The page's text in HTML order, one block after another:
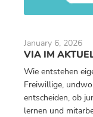
January 6, 2026
VIA IM
Wie entstehen
Freiwillige,
entscheiden, ob
lernen und